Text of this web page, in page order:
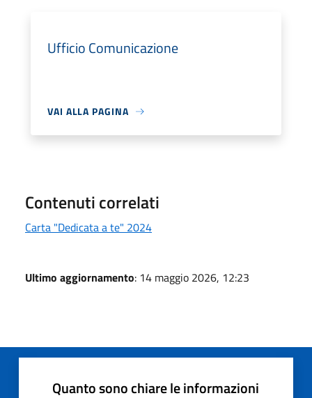
Ufficio Comunicazione
VAI ALLA PAGINA
Contenuti correlati
Carta "Dedicata a te" 2024
Ultimo aggiornamento: 14 maggio 2026, 12:23
Quanto sono chiare le informazioni